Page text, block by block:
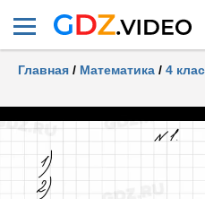
Главная / Математика / 4